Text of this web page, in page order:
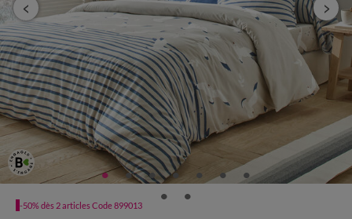
-50% dès 2 articles Code 899013